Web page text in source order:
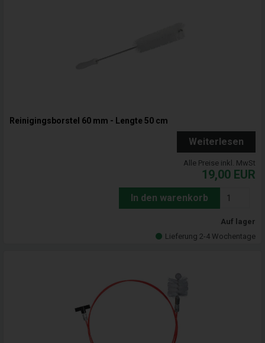
Reinigingsborstel 60 mm - Lengte 50 cm
Weiterlesen
Alle Preise inkl. MwSt
19,00 EUR
In den warenkorb
Auf lager
Lieferung 2-4 Wochentage